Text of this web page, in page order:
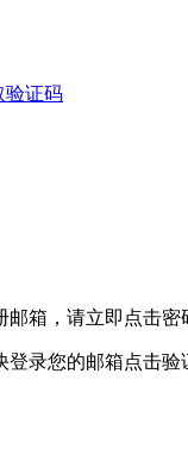
验证码
箱，请立即点击密
录您的邮箱点击